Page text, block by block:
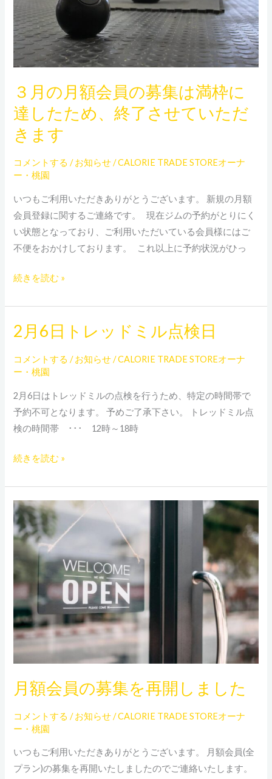
３月の月額会員の募集は満枠に
達したため、終了させていただ
きます
コメントする /お知らせ/CALORIE TRADE STOREオーナ
ー・桃園
いつもご利用いただきありがとうございます。 新規の月額
会員登録に関するご連絡です。 現在ジムの予約がとりにく
い状態となっており、ご利用いただいている会員様にはご
不便をおかけしております。 これ以上に予約状況がひっ
員
の
募
集
満
枠
達
し
た
せ
い
だ
き
ま
続きを読む »
2月6日トレッドミル点検日
コメントする /お知らせ/CALORIE TRADE STOREオーナ
ー・桃園
2月6日はトレッドミルの点検を行うため、特定の時間帯で
予約不可となります。 予めご了承下さい。 トレッドミル点
検の時間帯 ･･･ 12時～18時
2
6
ト
レ
ッ
ミ
検
日
続きを読む »
月額会員の募集を再開しました
コメントする /お知らせ/CALORIE TRADE STOREオーナ
ー・桃園
いつもご利用いただきありがとうございます。 月額会員(全
プラン)の募集を再開いたしましたのでご連絡いたします。
月
額
会
員
の
募
集
を
再
開
ま
た